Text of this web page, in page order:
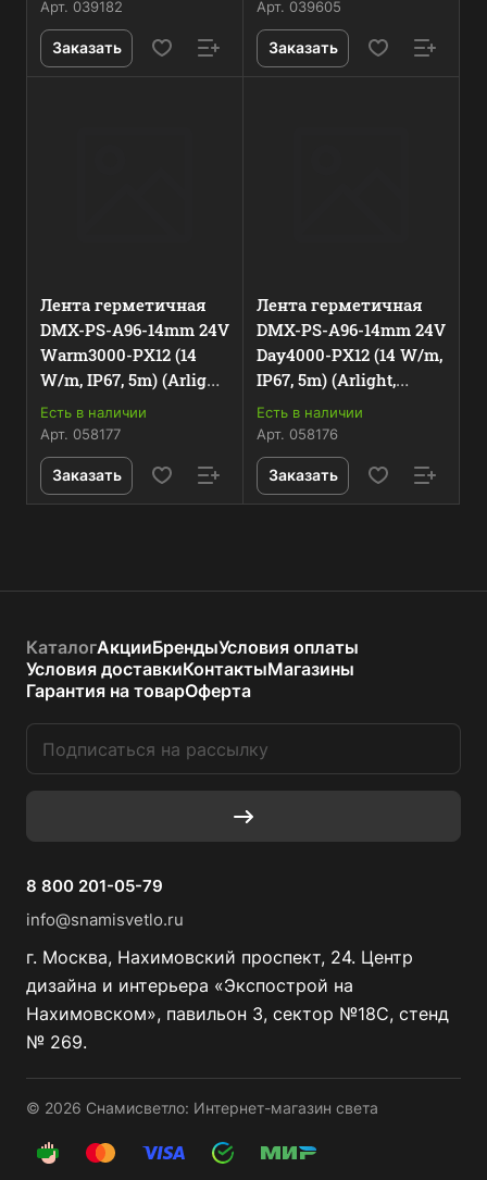
Арт. 039182
Заказать
Арт. 039605
Заказать
Лента герметичная
DMX-PS-A96-14mm 24V
Warm3000-PX12 (14
W/m, IP67, 5m) (Arlight,
CRI>90) 058177
Есть в наличии
Арт. 058177
Заказать
Лента герметичная
DMX-PS-A96-14mm 24V
Day4000-PX12 (14 W/m,
IP67, 5m) (Arlight,
CRI>90) 058176
Есть в наличии
Арт. 058176
Заказать
КаталогАкцииБрендыУсловия оплаты
Условия доставкиКонтактыМагазины
Гарантия на товарОферта
8 800 201-05-79
info@snamisvetlo.ru
г. Москва, Нахимовский проспект, 24. Центр
дизайна и интерьера «Экспострой на
Нахимовском», павильон 3, сектор №18С, стенд
№ 269.
© 2026 Снамисветло: Интернет-магазин света